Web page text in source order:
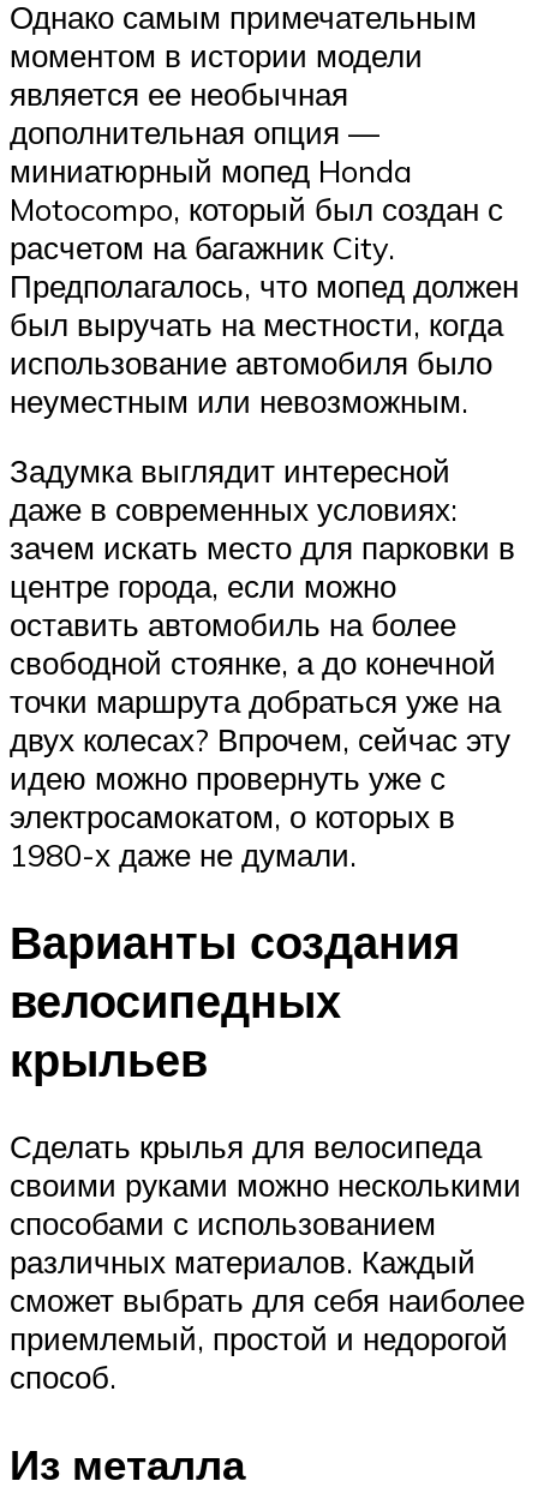
Однако самым примечательным
моментом в истории модели
является ее необычная
дополнительная опция —
миниатюрный мопед Honda
Motocompo, который был создан с
расчетом на багажник City.
Предполагалось, что мопед должен
был выручать на местности, когда
использование автомобиля было
неуместным или невозможным.
Задумка выглядит интересной
даже в современных условиях:
зачем искать место для парковки в
центре города, если можно
оставить автомобиль на более
свободной стоянке, а до конечной
точки маршрута добраться уже на
двух колесах? Впрочем, сейчас эту
идею можно провернуть уже с
электросамокатом, о которых в
1980-х даже не думали.
Варианты создания
велосипедных
крыльев
Сделать крылья для велосипеда
своими руками можно несколькими
способами с использованием
различных материалов. Каждый
сможет выбрать для себя наиболее
приемлемый, простой и недорогой
способ.
Из металла